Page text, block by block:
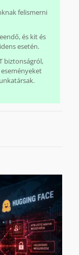
felismerni
és kit és
esetén.
biztonságról,